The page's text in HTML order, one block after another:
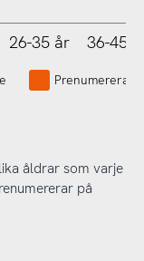
26-35 år 36-45
Prenumererar
åldrar som varje
på